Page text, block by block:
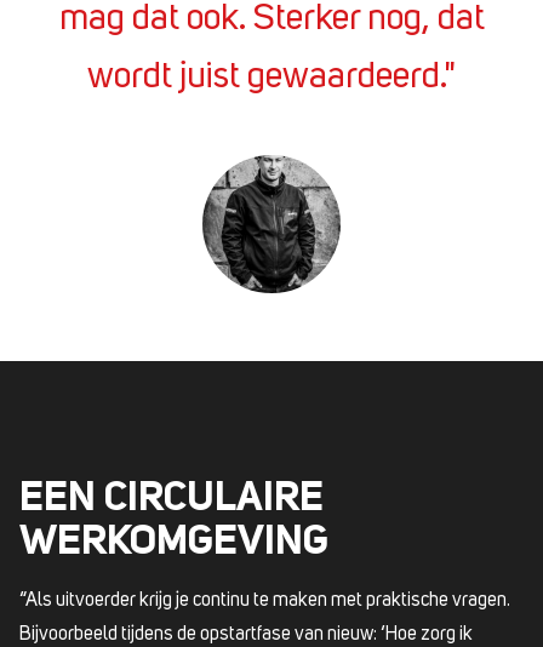
mag dat ook. Sterker nog, dat
wordt juist gewaardeerd."
EEN CIRCULAIRE
WERKOMGEVING
“Als uitvoerder krijg je continu te maken met praktische vragen.
Bijvoorbeeld tijdens de opstartfase van nieuw: ‘Hoe zorg ik